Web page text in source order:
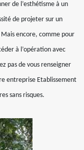
de l’esthétisme à un
de projeter sur un
encore, comme pour
à l’opération avec
pas de vous renseigner
entreprise Etablissement
sans risques.